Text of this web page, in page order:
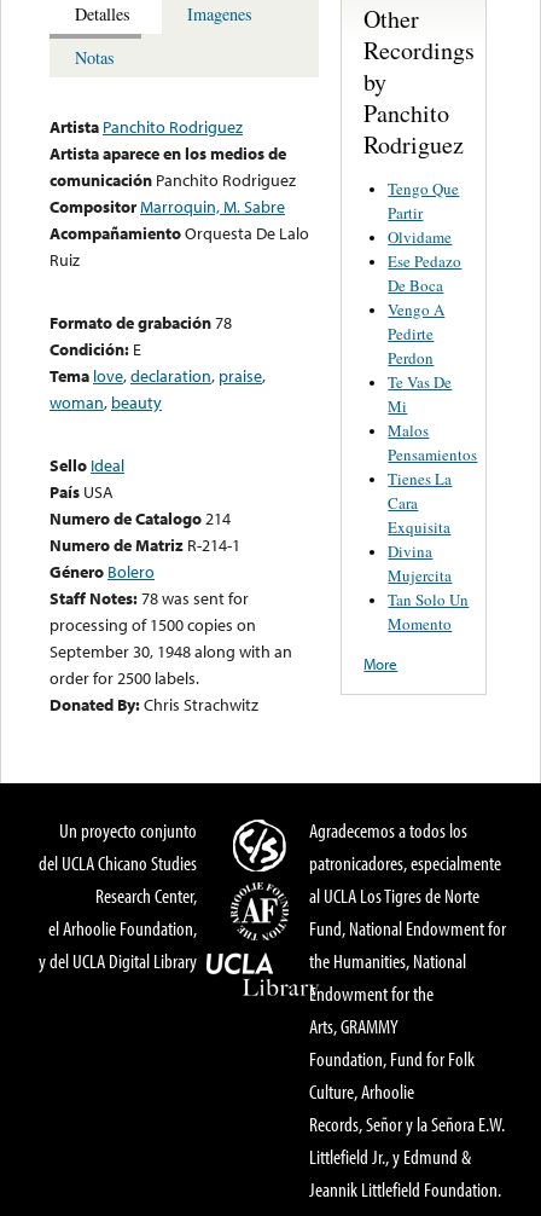
Detalles
Imagenes
Notas
Artista Panchito Rodriguez
Artista aparece en los medios de
comunicación Panchito Rodriguez
CompositorMarroquin, M. Sabre
AcompañamientoOrquesta De Lalo
Ruiz
Formato de grabación78
Condición: E
Tema love,declaration, praise,
woman, beauty
Sello Ideal
País USA
Numero de Catalogo214
Numero de Matriz R-214-1
Género Bolero
Staff Notes:78 was sent for
processing of 1500 copies on
September 30, 1948 along with an
order for 2500 labels.
Donated By:Chris Strachwitz
Other
Recordings
by
Panchito
Rodriguez
Tengo Que
Partir
Olvidame
Ese Pedazo
De Boca
Vengo A
Pedirte
Perdon
Te Vas De
Mi
Malos
Pensamientos
Tienes La
Cara
Exquisita
Divina
Mujercita
Tan Solo Un
Momento
More
Un proyecto conjunto
del UCLA Chicano Studies
Research Center,
el Arhoolie Foundation,
y del UCLA Digital Library
Agradecemos a todos los
patronicadores, especialmente
al UCLA Los Tigres de Norte
Fund, National Endowment for
the Humanities, National
Endowment for the
Arts, GRAMMY
Foundation, Fund for Folk
Culture, Arhoolie
Records, Señor y la Señora E.W.
Littlefield Jr., y Edmund &
Jeannik Littlefield Foundation.